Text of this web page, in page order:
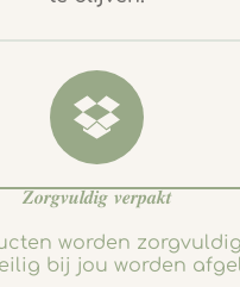
k
a
𝒁𝒐𝒓𝒈𝒗𝒖𝒍𝒅𝒊𝒈 𝒗𝒆𝒓𝒑𝒂𝒌𝒕
worden
bij jou worden